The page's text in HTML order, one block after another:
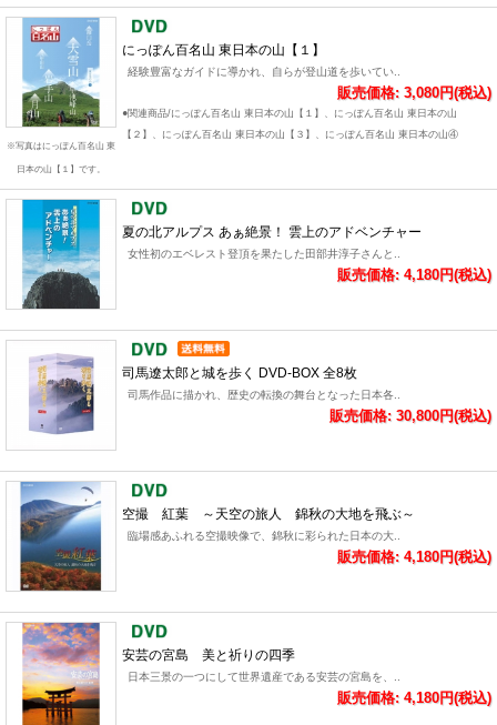
※写真はにっぽん百名山 東
日本の山【１】です。
にっぽん百名山 東日本の山【１】
経験豊富なガイドに導かれ、自らが登山道を歩いてい..
販売価格: 3,080円(税込)
●関連商品/にっぽん百名山 東日本の山【１】、にっぽん百名山 東日本の山
【２】、にっぽん百名山 東日本の山【３】、にっぽん百名山 東日本の山④
夏の北アルプス あぁ絶景！ 雲上のアドベンチャー
女性初のエベレスト登頂を果たした田部井淳子さんと..
販売価格: 4,180円(税込)
司馬遼太郎と城を歩く DVD-BOX 全8枚
司馬作品に描かれ、歴史の転換の舞台となった日本各..
販売価格: 30,800円(税込)
空撮 紅葉 ～天空の旅人 錦秋の大地を飛ぶ～
臨場感あふれる空撮映像で、錦秋に彩られた日本の大..
販売価格: 4,180円(税込)
安芸の宮島 美と祈りの四季
日本三景の一つにして世界遺産である安芸の宮島を、..
販売価格: 4,180円(税込)